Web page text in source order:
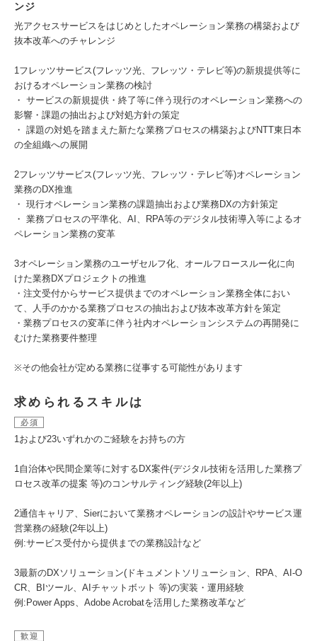
ンジ
光アクセスサービスをはじめとしたオペレーション業務の構築および
抜本改革へのチャレンジ
1フレッツサービス(フレッツ光、フレッツ・テレビ等)の新規提供等に
おけるオペレーション業務の検討
・ サービスの新規提供・終了等に伴う現行のオペレーション業務への
影響・課題の抽出および対処方針の策定
・ 課題の対処を踏まえた新たな業務プロセスの構築およびNTT東日本
の全組織への展開
2フレッツサービス(フレッツ光、フレッツ・テレビ等)オペレーション
業務のDX推進
・ 現行オペレーション業務の課題抽出および業務DXの方針策定
・ 業務プロセスの平準化、AI、RPA等のデジタル技術導入等によるオ
ペレーション業務の変革
3オペレーション業務のユーザセルフ化、オールフロースルー化に向
けた業務DXプロジェクトの推進
・注文受付からサービス提供までのオペレーション業務全体におい
て、人手のかかる業務プロセスの抽出および抜本改革方針を策定
・業務プロセスの変革に伴う社内オペレーションシステムの再開発に
むけた業務要件整理
※その他会社が定める業務に従事する可能性があります
求められるスキルは
必須
1および23いずれかのご経験をお持ちの方
1自治体や民間企業等に対するDX案件(デジタル技術を活用した業務プ
ロセス改革の提案 等)のコンサルティング経験(2年以上)
2通信キャリア、Sierにおいて業務オペレーションの設計やサービス運
営業務の経験(2年以上)
例:サービス受付から提供までの業務設計など
3最新のDXソリューション(ドキュメントソリューション、RPA、AI-O
CR、BIツール、AIチャットボット 等)の実装・運用経験
例:Power Apps、Adobe Acrobatを活用した業務改革など
歓迎